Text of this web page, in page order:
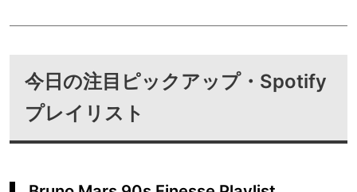
今日の注目ピックアップ・Spotify
プレイリスト